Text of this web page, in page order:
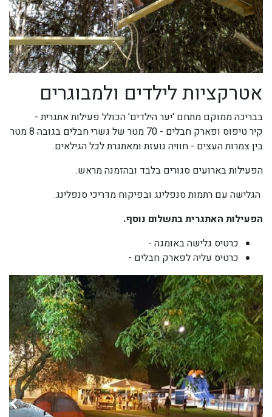
אטרקציות לילדים ולמבוגרים
בבריכה ממוקם מתחם 'יער הילדים' הכולל פעילות אתגרית -
קיר טיפוס ופארק חבלים - 70 מטר של גשרי חבלים בגובה 8 מטר
בין צמרות העצים - חוויה נועזת ומאתגרת לכל הגילאים.
הפעילות בארועים סגורים בלבד ובהזמנה מראש.
הגלישה עם רתמות סנפלינג ובפיקוח מדריכי סנפלינג.
הפעילות האתגרית בתשלום נוסף.
כרטיס גלישה באומגה -
כרטיס עליה לפארק חבלים -